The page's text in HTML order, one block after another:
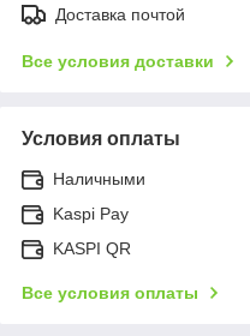
Доставка почтой
Все условия доставки
Условия оплаты
Наличными
Kaspi Pay
KASPI QR
Все условия оплаты